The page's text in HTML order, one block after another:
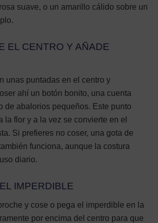
suave, o un amarillo cálido sobre un
EL CENTRO Y AÑADE
unas puntadas en el centro y
ahí un botón bonito, una cuenta
de abalorios pequeños. Este punto
la flor y a la vez se convierte en el
Si prefieres no coser, una gota de
funciona, aunque la costura
diario.
IMPERDIBLE
y cose o pega el imperdible en la
por encima del centro para que